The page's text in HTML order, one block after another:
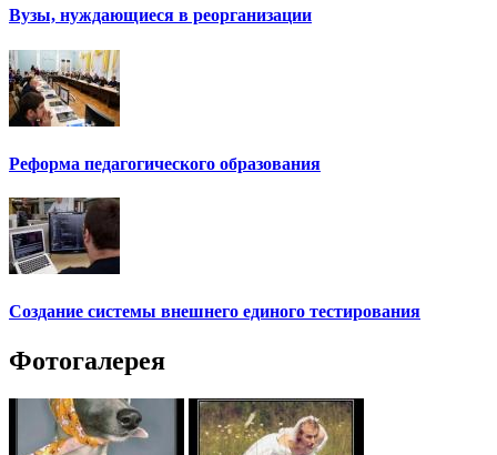
Вузы, нуждающиеся в реорганизации
Реформа педагогического образования
Создание системы внешнего единого тестирования
Фотогалерея